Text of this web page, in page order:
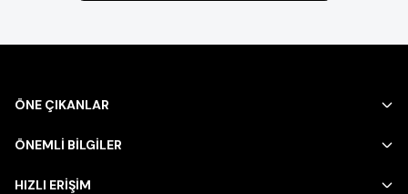
ÖNE ÇIKANLAR
ÖNEMLİ BİLGİLER
HIZLI ERİŞİM